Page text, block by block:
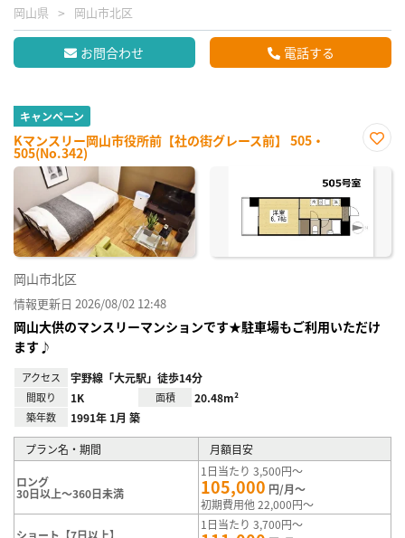
岡山県 岡山市北区
お問合わせ 電話する
キャンペーン
Kマンスリー岡山市役所前【社の街グレース前】 505・
505(No.342)
に入
岡山市北区
情報更新日 2026/08/02 12:48
岡山大供のマンスリーマンションです★駐車場もご利用いただけ
ます♪
アクセス 宇野線「大元駅」徒歩14分
間取り 1K 面積 20.48m²
築年数 1991年 1月 築
プラン名・期間 月額目安
ロング
30日以上～360日未満
1日当たり 3,500円～
105,000 円/月～
初期費用他 22,000円～
ショート【7日以上】
1日当たり 3,700円～